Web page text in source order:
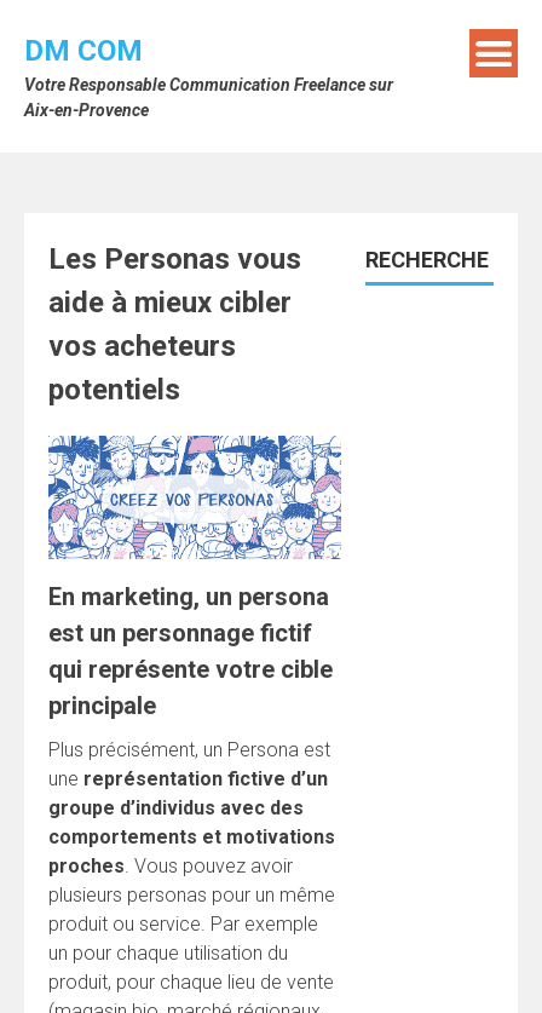
DM COM
Votre Responsable Communication Freelance sur
Aix-en-Provence
Les Personas vous
aide à mieux cibler
vos acheteurs
potentiels
En marketing, un persona
est un personnage fictif
qui représente votre cible
principale
Plus précisément, un Persona est
une représentation fictive d’un
groupe d’individus avec des
comportements et motivations
proches. Vous pouvez avoir
plusieurs personas pour un même
produit ou service. Par exemple
un pour chaque utilisation du
produit, pour chaque lieu de vente
RECHERCHE